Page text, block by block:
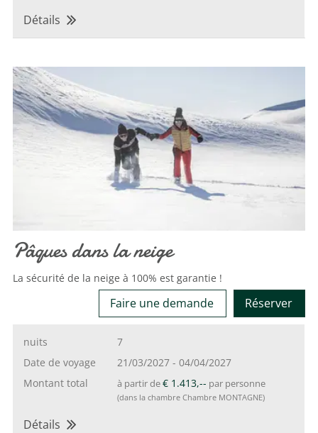
Détails
Pâques dans la neige
La sécurité de la neige à 100% est garantie !
Réserver
Faire une demande
nuits
7
Date de voyage
21/03/2027 -04/04/2027
Montant total
à partir de€ 1.413,-- par personne
(dans la chambre Chambre MONTAGNE)
Détails